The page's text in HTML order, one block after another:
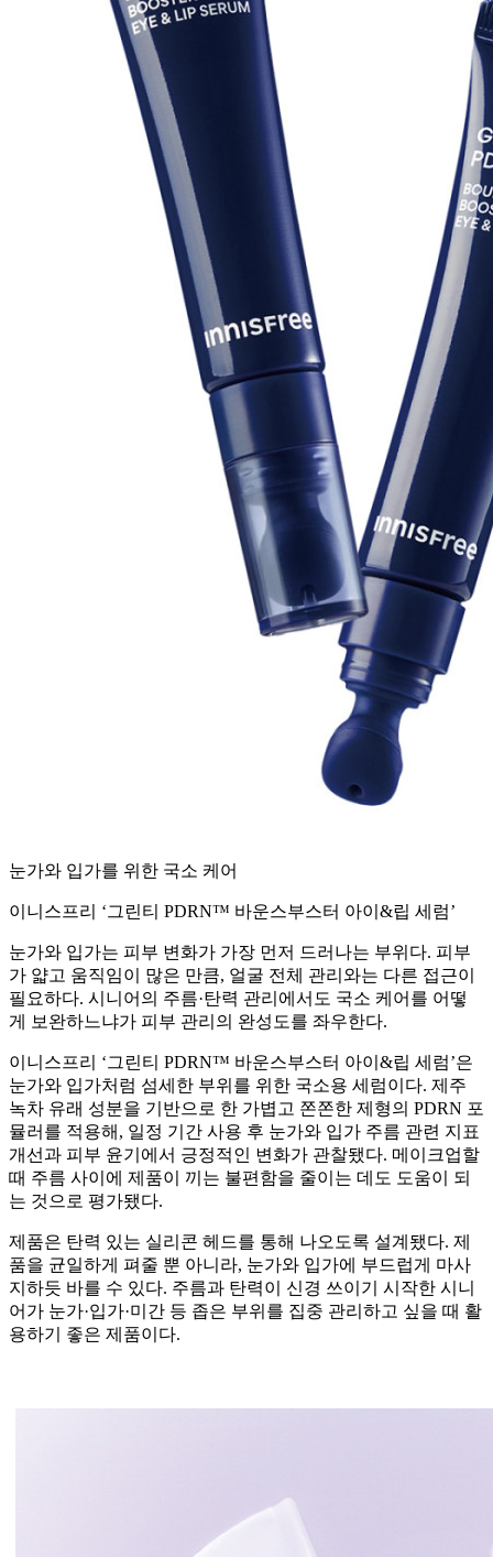
눈가와 입가를 위한 국소 케어
이니스프리 ‘그린티 PDRN™ 바운스부스터 아이&립 세럼’
눈가와 입가는 피부 변화가 가장 먼저 드러나는 부위다. 피부
가 얇고 움직임이 많은 만큼, 얼굴 전체 관리와는 다른 접근이
필요하다. 시니어의 주름·탄력 관리에서도 국소 케어를 어떻
게 보완하느냐가 피부 관리의 완성도를 좌우한다.
이니스프리 ‘그린티 PDRN™ 바운스부스터 아이&립 세럼’은
눈가와 입가처럼 섬세한 부위를 위한 국소용 세럼이다. 제주
녹차 유래 성분을 기반으로 한 가볍고 쫀쫀한 제형의 PDRN 포
뮬러를 적용해, 일정 기간 사용 후 눈가와 입가 주름 관련 지표
개선과 피부 윤기에서 긍정적인 변화가 관찰됐다. 메이크업할
때 주름 사이에 제품이 끼는 불편함을 줄이는 데도 도움이 되
는 것으로 평가됐다.
제품은 탄력 있는 실리콘 헤드를 통해 나오도록 설계됐다. 제
품을 균일하게 펴줄 뿐 아니라, 눈가와 입가에 부드럽게 마사
지하듯 바를 수 있다. 주름과 탄력이 신경 쓰이기 시작한 시니
어가 눈가·입가·미간 등 좁은 부위를 집중 관리하고 싶을 때 활
용하기 좋은 제품이다.